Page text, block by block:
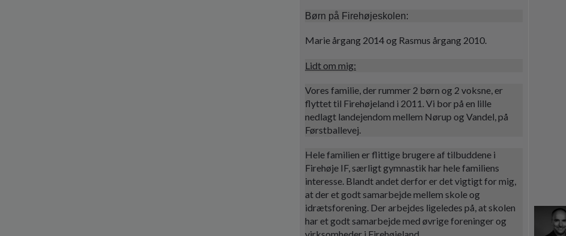
Børn på Firehøjeskolen:
Marie årgang 2014 og Rasmus årgang 2010.
Lidt om mig:
Vores familie, der rummer 2 børn og 2 voksne, er
flyttet til Firehøjeland i 2011. Vi bor på en lille
nedlagt landejendom mellem Nørup og Vandel, på
Førstballevej.
Hele familien er flittige brugere af tilbuddene i
Firehøje IF, særligt gymnastik har hele familiens
interesse. Blandt andet derfor er det vigtigt for mig,
at der et godt samarbejde mellem skole og
idrætsforening. Der arbejdes ligeledes på, at skolen
har et godt samarbejde med øvrige foreninger og